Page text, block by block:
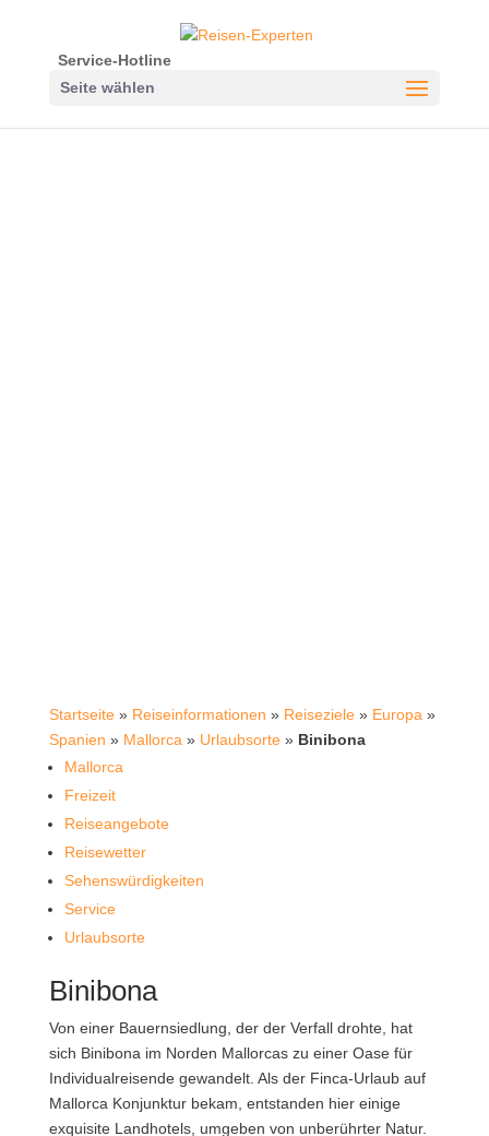
Service-Hotline
Seite wählen
Startseite» Reiseinformationen » Reiseziele» Europa »
Spanien » Mallorca » Urlaubsorte» Binibona
Mallorca
Freizeit
Reiseangebote
Reisewetter
Sehenswürdigkeiten
Service
Urlaubsorte
Binibona
Von einer Bauernsiedlung, der der Verfall drohte, hat
sich Binibona im Norden Mallorcas zu einer Oase für
Individualreisende gewandelt. Als der Finca-Urlaub auf
Mallorca Konjunktur bekam, entstanden hier einige
exquisite Landhotels, umgeben von unberührter Natur.